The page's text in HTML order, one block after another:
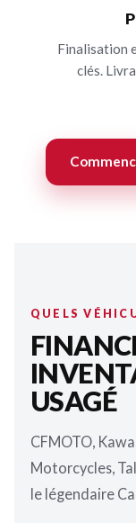
Finalisation
clés.
QUELS
USAGÉ
CFMOTO,
Motorcycles,
le légendaire